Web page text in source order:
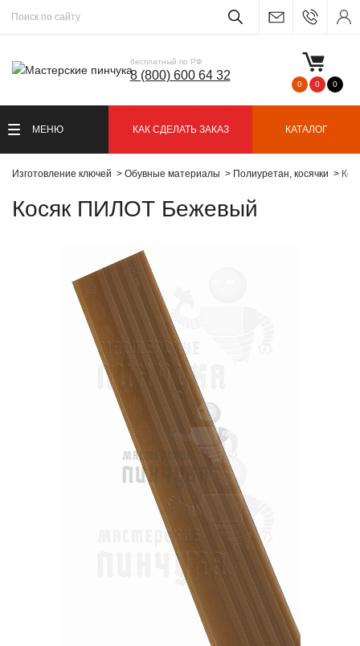
бесплатный по РФ
8 (800) 600 64 32
0 0 0
МЕНЮ КАК СДЕЛАТЬ ЗАКАЗ КАТАЛОГ
Изготовление ключей Обувные материалы Полиуретан, косячки
Косяк ПИЛОТ Бежевый